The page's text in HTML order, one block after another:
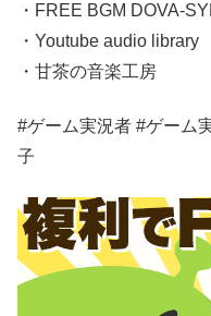
・FREE BGM DOVA-
・Youtube audio library
・甘茶の音楽工房
#ゲーム実況者​​​​​​ #ゲーム
子